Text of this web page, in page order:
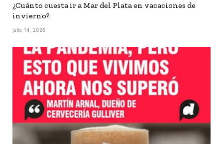
¿Cuánto cuesta ir a Mar del Plata en vacaciones de
invierno?
julio 14, 2026